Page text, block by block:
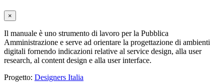
×
Il manuale è uno strumento di lavoro per la Pubblica
Amministrazione e serve ad orientare la progettazione di ambienti
digitali fornendo indicazioni relative al service design, alla user
research, al content design e alla user interface.
Progetto: Designers Italia